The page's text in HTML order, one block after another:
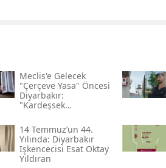
Meclis'e Gelecek
"çerçeve Yasa" Öncesi
Diyarbakır:
"kardeşsek
14 Temmuz’un 44.
Yılında: Diyarbakır
Işkencecisi Esat Oktay
Yıldıran